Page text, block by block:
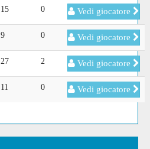
15 0 Vedi giocatore
9 0 Vedi giocatore
27 2 Vedi giocatore
11 0 Vedi giocatore